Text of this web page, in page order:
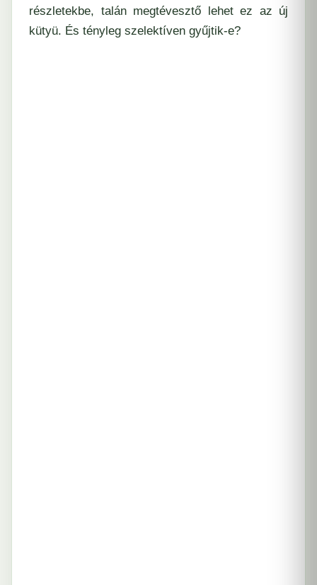
részletekbe, talán megtévesztő lehet ez az új
kütyü. És tényleg szelektíven gyűjtik-e?